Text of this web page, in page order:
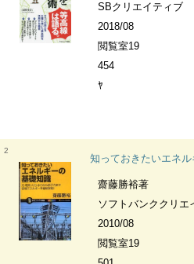
SBクリエイティブ
2018/08
閲覧室19
454
ﾔ
2
知っておきたいエネルギーの基礎知識 光・電気・
齋藤勝裕著
ソフトバンククリエ
2010/08
閲覧室19